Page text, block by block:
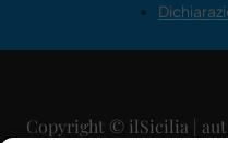
Copyright © ilSicilia |